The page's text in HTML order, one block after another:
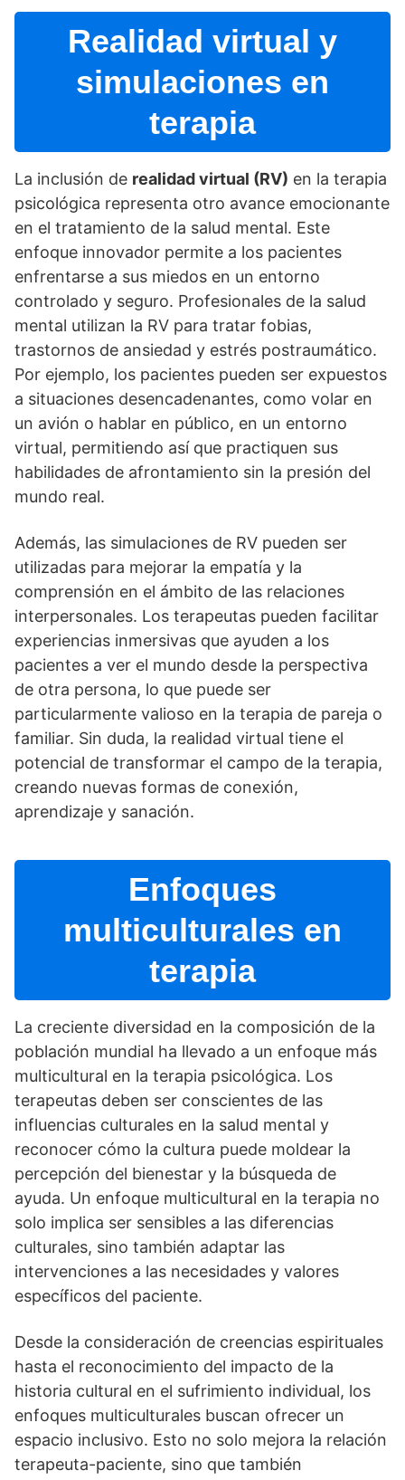
Realidad virtual y
simulaciones en
terapia
La inclusión de realidad virtual (RV) en la terapia
psicológica representa otro avance emocionante
en el tratamiento de la salud mental. Este
enfoque innovador permite a los pacientes
enfrentarse a sus miedos en un entorno
controlado y seguro. Profesionales de la salud
mental utilizan la RV para tratar fobias,
trastornos de ansiedad y estrés postraumático.
Por ejemplo, los pacientes pueden ser expuestos
a situaciones desencadenantes, como volar en
un avión o hablar en público, en un entorno
virtual, permitiendo así­ que practiquen sus
habilidades de afrontamiento sin la presión del
mundo real.
Además, las simulaciones de RV pueden ser
utilizadas para mejorar la empatí­a y la
comprensión en el ámbito de las relaciones
interpersonales. Los terapeutas pueden facilitar
experiencias inmersivas que ayuden a los
pacientes a ver el mundo desde la perspectiva
de otra persona, lo que puede ser
particularmente valioso en la terapia de pareja o
familiar. Sin duda, la realidad virtual tiene el
potencial de transformar el campo de la terapia,
creando nuevas formas de conexión,
aprendizaje y sanación.
Enfoques
multiculturales en
terapia
La creciente diversidad en la composición de la
población mundial ha llevado a un enfoque más
multicultural en la terapia psicológica. Los
terapeutas deben ser conscientes de las
influencias culturales en la salud mental y
reconocer cómo la cultura puede moldear la
percepción del bienestar y la búsqueda de
ayuda. Un enfoque multicultural en la terapia no
solo implica ser sensibles a las diferencias
culturales, sino también adaptar las
intervenciones a las necesidades y valores
especí­ficos del paciente.
Desde la consideración de creencias espirituales
hasta el reconocimiento del impacto de la
historia cultural en el sufrimiento individual, los
enfoques multiculturales buscan ofrecer un
espacio inclusivo. Esto no solo mejora la relación
terapeuta-paciente, sino que también